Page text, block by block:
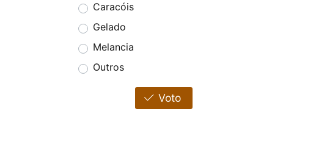
Caracóis
Gelado
Melancia
Outros
Voto